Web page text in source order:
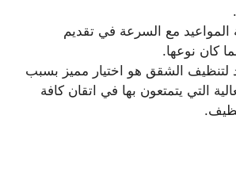
المواعيد مع السرعة في تقديم
كان نوعها.
لتنظيف الشقق هو اختيار مميز بسبب
التي يتمتعون بها في اتقان كافة